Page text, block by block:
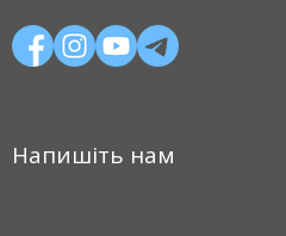
Напишіть нам